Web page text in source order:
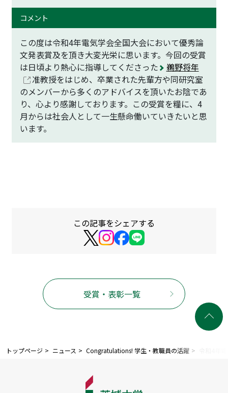
コメント
この度は令和4年電気学会全国大会において優秀論
文発表賞及を頂き大変光栄に思います。今回の受賞
は日頃より熱心に指導してくださった
鵜野将年
准教授をはじめ、卒業された先輩方や同研究室
のメンバーから多くのアドバイスを頂いたお陰であ
り、心より感謝しております。この受賞を糧に、4
月からは社会人として一生懸命働いていきたいと思
います。
この記事をシェアする
受賞・表彰一覧
トップページ ニュース Congratulations! 学生・教職員の活躍